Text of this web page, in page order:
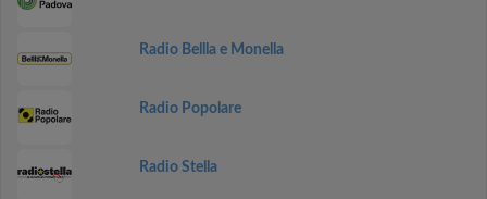
Radio Bellla e Monella
Radio Popolare
Radio Stella